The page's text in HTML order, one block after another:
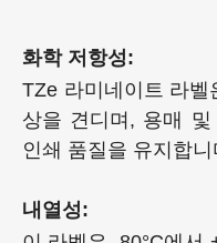
화학 저항성:
TZe 라미네이트 라
상을 견디며, 용매
인쇄 품질을 유지합니
내열성: